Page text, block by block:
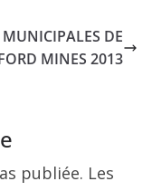
DE
MINES 2013
publiée. Les